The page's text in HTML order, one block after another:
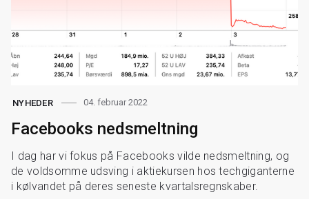
NYHEDER 04. februar 2022
Facebooks nedsmeltning
I dag har vi fokus på Facebooks vilde nedsmeltning, og
de voldsomme udsving i aktiekursen hos techgiganterne
i kølvandet på deres seneste kvartalsregnskaber.